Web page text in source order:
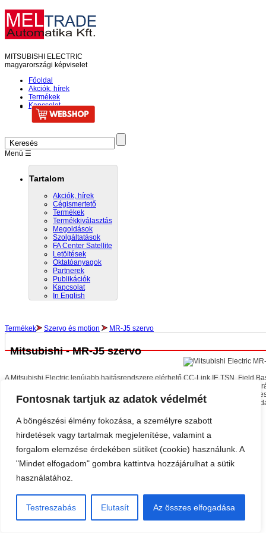
Fontosnak tartjuk az adatok védelmét
A böngészési élmény fokozása, a személyre szabott
hirdetések vagy tartalmak megjelenítése, valamint a
forgalom elemzése érdekében sütiket (cookie) használunk. A
"Mindet elfogadom" gombra kattintva hozzájárulhat a sütik
használatához.
Testreszabás Elutasít Az összes elfogadása
M ITSUBISHI ELECTRIC
magyarországi képviselet
Főoldal
Akciók, hírek
Termékek
Kapcsolat
Menü ☰
Tartalom
Akciók, hírek
Cégismertető
Termékek
Termékkiválasztás
Megoldások
Szolgáltatások
FA Center Satellite
Letöltések
Oktatóanyagok
Partnerek
Publikációk
Kapcsolat
In English
Termékek Szervo és motion MR-J5 szervo
Mitsubishi - MR-J5 szervo
A Mitsubishi Electric legújabb hajtásrendszere elérhető CC-Link IE TSN, Field
képességekkel. A szervomotorok megnövelt nyomaték és fordulatszámmal
vagy fordulatszám igény esetén választhatók kisebb feszültségű vagy eltérő
motor kombinációval kiválasztható a hajtásfeladatokhoz legoptimálisabb
Kérdés esetén keresse mérnökeinket:elérhetőségeink…
MR-J5 szervo hajtás katalógusok és leírások
Copyright © 2012. A Meltrade Automatika Kft. a Mitsubishi Electric ipari